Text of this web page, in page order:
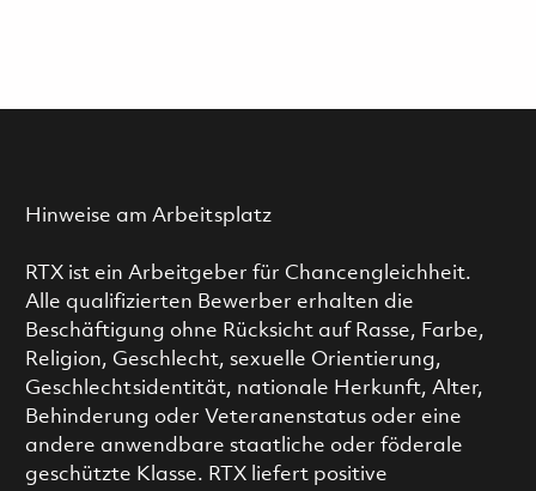
Hinweise am Arbeitsplatz
RTX ist ein Arbeitgeber für Chancengleichheit.
Alle qualifizierten Bewerber erhalten die
Beschäftigung ohne Rücksicht auf Rasse, Farbe,
Religion, Geschlecht, sexuelle Orientierung,
Geschlechtsidentität, nationale Herkunft, Alter,
Behinderung oder Veteranenstatus oder eine
andere anwendbare staatliche oder föderale
geschützte Klasse. RTX liefert positive